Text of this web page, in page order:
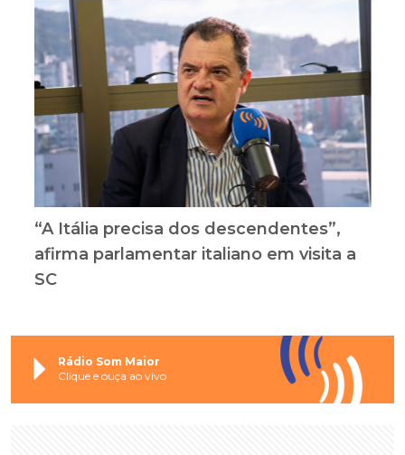
“A Itália precisa dos descendentes”,
afirma parlamentar italiano em visita a
SC
Rádio Som Maior
Clique e ouça ao vivo